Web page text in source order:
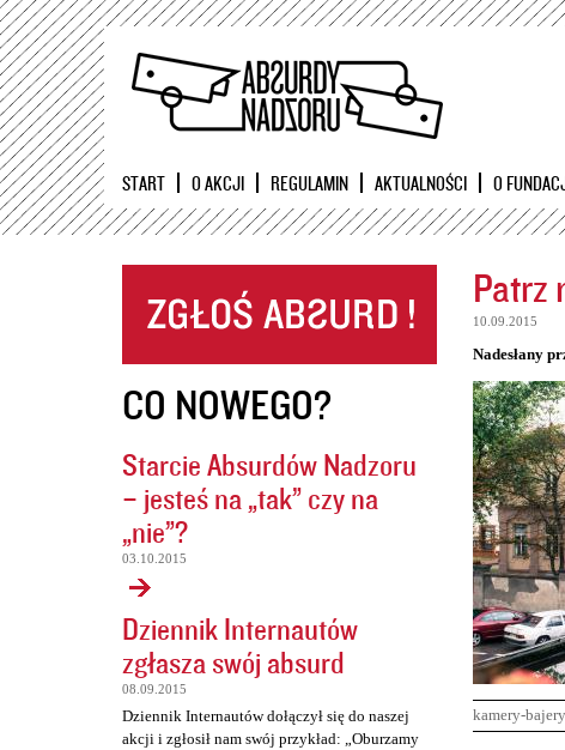
START O AKCJI REGULAMIN AKTUALNOŚCI O
CO NOWEGO?
Starcie Absurdów Nadzoru
– jesteś na „tak” czy na
„nie”?
03.10.2015
Dziennik Internautów
zgłasza swój absurd
08.09.2015
Dziennik Internautów dołączył się do naszej
akcji i zgłosił nam swój przykład: „Oburzamy
Patrz
10.09.2015
Nadesłany
kamery-bajery